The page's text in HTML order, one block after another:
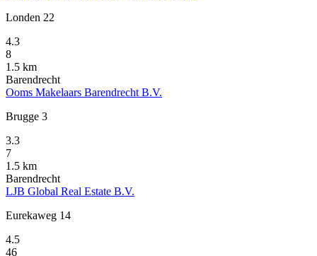
Londen 22
4.3
8
1.5 km
Barendrecht
Ooms Makelaars Barendrecht B.V.
Brugge 3
3.3
7
1.5 km
Barendrecht
LJB Global Real Estate B.V.
Eurekaweg 14
4.5
46